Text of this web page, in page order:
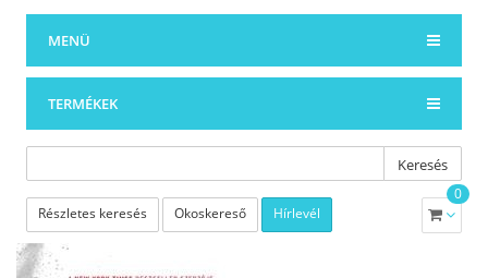
MENÜ
TERMÉKEK
Keresés
Részletes keresés Okoskereső Hírlevél
0